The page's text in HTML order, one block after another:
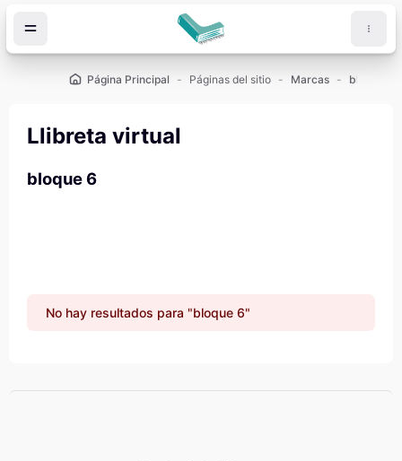
Página Principal Páginas del sitio Marcas bloque 6
Llibreta virtual
bloque 6
No hay resultados para "bloque 6"